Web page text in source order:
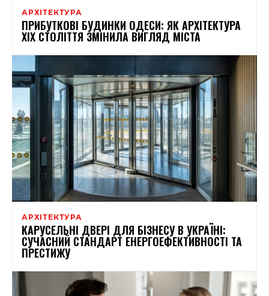
АРХІТЕКТУРА
ПРИБУТКОВІ БУДИНКИ ОДЕСИ: ЯК АРХІТЕКТУРА
XIX СТОЛІТТЯ ЗМІНИЛА ВИГЛЯД МІСТА
АРХІТЕКТУРА
КАРУСЕЛЬНІ ДВЕРІ ДЛЯ БІЗНЕСУ В УКРАЇНІ:
СУЧАСНИЙ СТАНДАРТ ЕНЕРГОЕФЕКТИВНОСТІ ТА
ПРЕСТИЖУ